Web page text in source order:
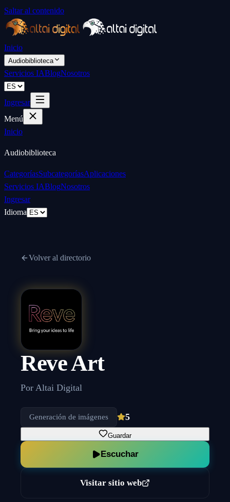
Saltar al contenido
Inicio
Audiobiblioteca
Servicios IABlogNosotros
Ingresar
Menú
Inicio
Audiobiblioteca
CategoríasSubcategoríasAplicaciones
Servicios IABlogNosotros
Ingresar
Idioma
Volver al directorio
Reve Art
Por Altai Digital
Generación de imágenes 5
Guardar
Escuchar
Visitar sitio web